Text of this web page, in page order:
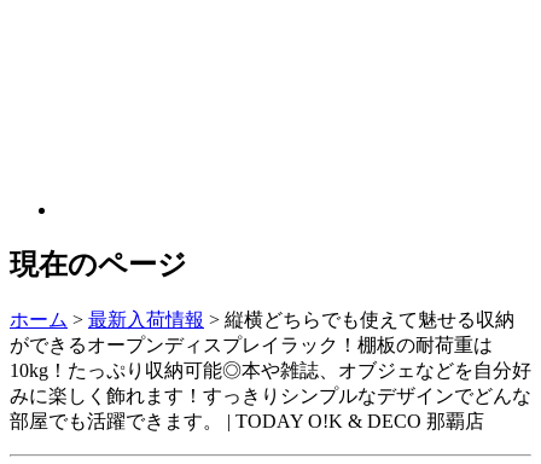
現在のページ
ホーム > 最新入荷情報 > 縦横どちらでも使えて魅せる収納
ができるオープンディスプレイラック！棚板の耐荷重は
10kg！たっぷり収納可能◎本や雑誌、オブジェなどを自分好
みに楽しく飾れます！すっきりシンプルなデザインでどんな
部屋でも活躍できます。 | TODAY O!K & DECO 那覇店